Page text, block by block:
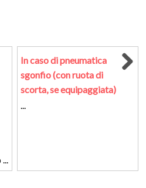
In caso di pneumatica
sgonfio (con ruota di
scorta, se equipaggiata)